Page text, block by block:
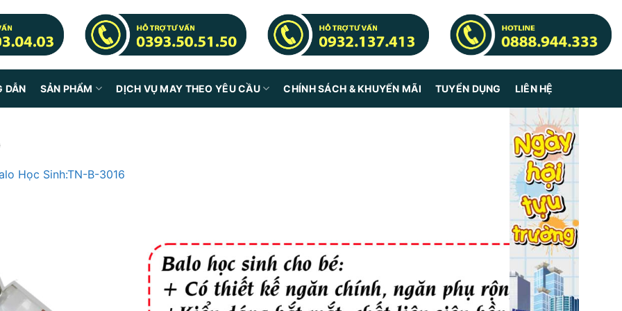
DẪN SẢN PHẨM DỊCH VỤ MAY THEO YÊU CẦU CHÍNH SÁCH & KHUYẾN MÃI TUYỂN DỤNG LIÊN HỆ
Học Sinh:TN-B-3016